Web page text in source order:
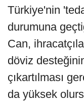
Türkiye'nin
durumuna
Can,
döviz
çıkartılması
da yüksek